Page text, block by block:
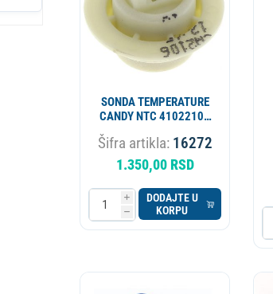
SONDA TEMPERATURE
CANDY NTC 41022106
Šifra artikla: 16272
1.350,00 RSD
i
h
DODAJTE U
KORPU